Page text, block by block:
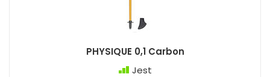
PHYSIQUE 0,1 Carbon
Jest